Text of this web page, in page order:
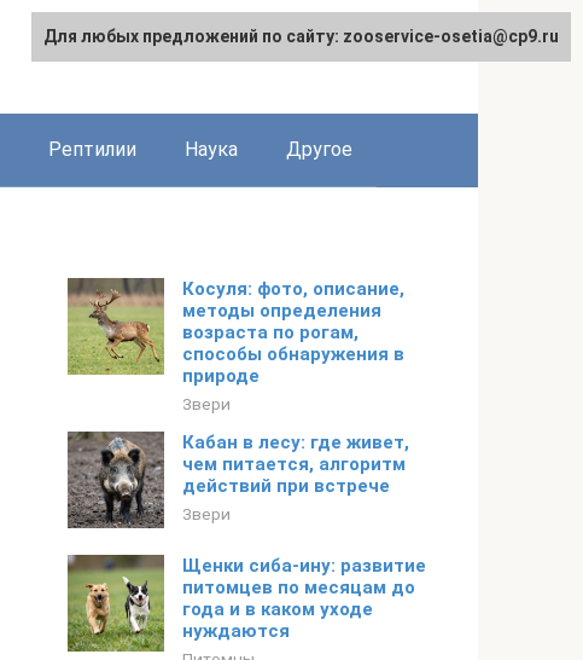
Рептилии Наука Другое
Косуля: фото, описание,
методы определения
возраста по рогам,
способы обнаружения в
природе
Звери
Кабан в лесу: где живет,
чем питается, алгоритм
действий при встрече
Звери
Щенки сиба-ину: развитие
питомцев по месяцам до
года и в каком уходе
нуждаются
Для любых предложений по сайту: zooservice-osetia@cp9.ru